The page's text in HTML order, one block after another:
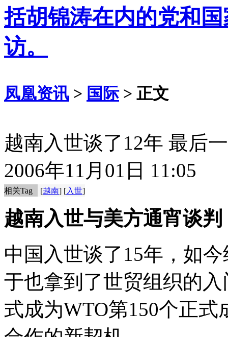
括胡锦涛在内的党和
访。
凤凰资讯 > 国际> 正文
越南入世谈了12年 最后
2006年11月01日 11:05
相关Tag [越南] [入世]
越南入世与美方通宵谈判
中国入世谈了15年，如
于也拿到了世贸组织的
式成为WTO第150个正